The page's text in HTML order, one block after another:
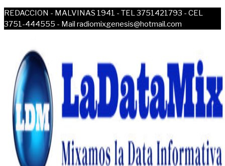
REDACCION - MALVINAS 1941 - TEL 3751421793 - CEL
3751-444555 - Mail radiomixgenesis@hotmail.com